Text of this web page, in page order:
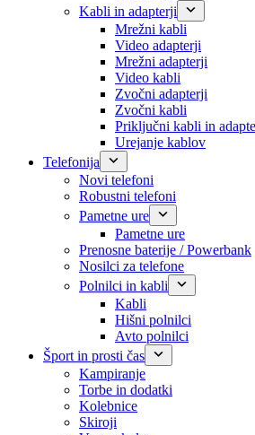
Kabli in adapterji
Mrežni kabli
Video adapterji
Mrežni adapterji
Video kabli
Zvočni adapterji
Zvočni kabli
Priključni kabli in
Urejanje kablov
Telefonija
Novi telefoni
Robustni telefoni
Pametne ure
Pametne ure
Prenosne baterije / Powerbank
Nosilci za telefone
Polnilci in kabli
Kabli
Hišni polnilci
Avto polnilci
Šport in prosti čas
Kampiranje
Torbe in dodatki
Kolebnice
Skiroji